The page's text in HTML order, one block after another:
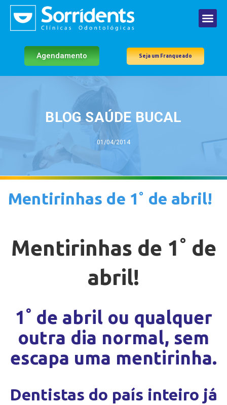
Agendamento Seja um Franqueado
BLOG SAÚDE BUCAL
01/04/2014
Mentirinhas de 1˚ de abril!
Mentirinhas de 1˚ de
abril!
1˚ de abril ou qualquer
outra dia normal, sem
escapa uma mentirinha.
Dentistas do país inteiro já